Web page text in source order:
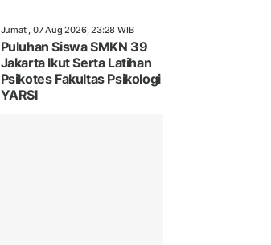
Jumat , 07 Aug 2026, 23:28 WIB
Puluhan Siswa SMKN 39
Jakarta Ikut Serta Latihan
Psikotes Fakultas Psikologi
YARSI